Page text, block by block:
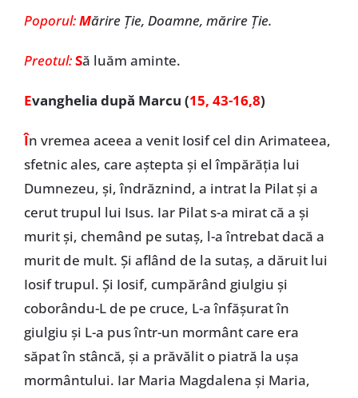
Poporul:Mărire Ţie, Doamne, mărire Ţie.
Preotul:Să luăm aminte.
Evanghelia după Marcu (15, 43-16,8)
În vremea aceea a venit Iosif cel din Arimateea,
sfetnic ales, care aștepta și el împărăția lui
Dumnezeu, și, îndrăznind, a intrat la Pilat și a
cerut trupul lui Isus. Iar Pilat s-a mirat că a și
murit și, chemând pe sutaș, l-a întrebat dacă a
murit de mult. Și aflând de la sutaș, a dăruit lui
Iosif trupul. Și Iosif, cumpărând giulgiu și
coborându-L de pe cruce, L-a înfășurat în
giulgiu și L-a pus într-un mormânt care era
săpat în stâncă, și a prăvălit o piatră la ușa
mormântului. Iar Maria Magdalena și Maria,